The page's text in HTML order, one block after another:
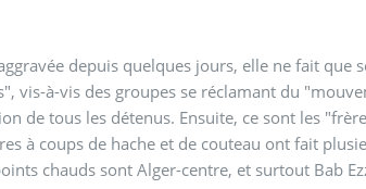
depuis quelques jours, elle ne fait que
vis-à-vis des groupes se réclamant du
de tous les détenus. Ensuite, ce sont les
à coups de hache et de couteau ont fait
chauds sont Alger-centre, et surtout Bab